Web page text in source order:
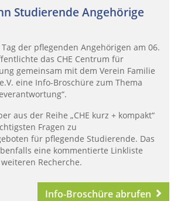
Studierende Angehörige
der pflegenden Angehörigen am 06.
das CHE Centrum für
gemeinsam mit dem Verein Familie
eine Info-Broschüre zum Thema
aus der Reihe „CHE kurz + kompakt“
Fragen zu
für pflegende Studierende. Das
eine kommentierte Linkliste
Recherche.
Info-Broschüre abrufen